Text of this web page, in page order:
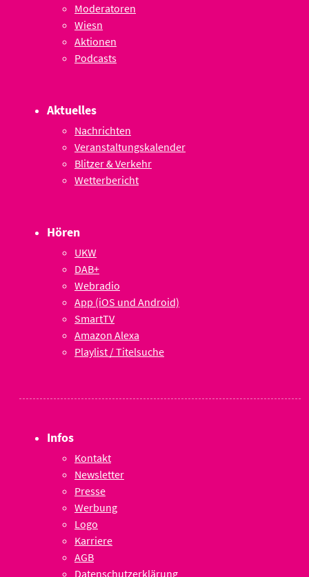
Moderatoren
Wiesn
Aktionen
Podcasts
Aktuelles
Nachrichten
Veranstaltungskalender
Blitzer & Verkehr
Wetterbericht
Hören
UKW
DAB+
Webradio
App (iOS und Android)
SmartTV
Amazon Alexa
Playlist / Titelsuche
Infos
Kontakt
Newsletter
Presse
Werbung
Logo
Karriere
AGB
Datenschutzerklärung